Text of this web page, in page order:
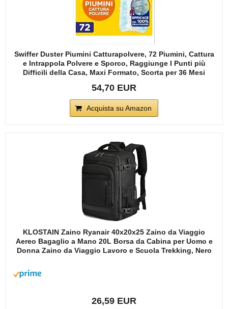
Swiffer Duster Piumini Catturapolvere, 72 Piumini, Cattura
e Intrappola Polvere e Sporco, Raggiunge I Punti più
Difficili della Casa, Maxi Formato, Scorta per 36 Mesi
54,70 EUR
Acquista su Amazon
KLOSTAIN Zaino Ryanair 40x20x25 Zaino da Viaggio
Aereo Bagaglio a Mano 20L Borsa da Cabina per Uomo e
Donna Zaino da Viaggio Lavoro e Scuola Trekking, Nero
26,59 EUR